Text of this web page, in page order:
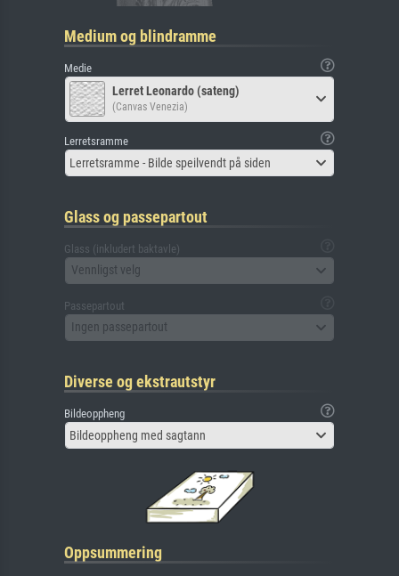
Medium og blindramme
Medie
Lerret Leonardo (sateng)
(Canvas Venezia)
Lerretsramme
Lerretsramme - Bilde speilvendt på siden
Glass og passepartout
Glass (inkludert baktavle)
Vennligst velg
Passepartout
Ingen passepartout
Diverse og ekstrautstyr
Bildeoppheng
Bildeoppheng med sagtann
Oppsummering